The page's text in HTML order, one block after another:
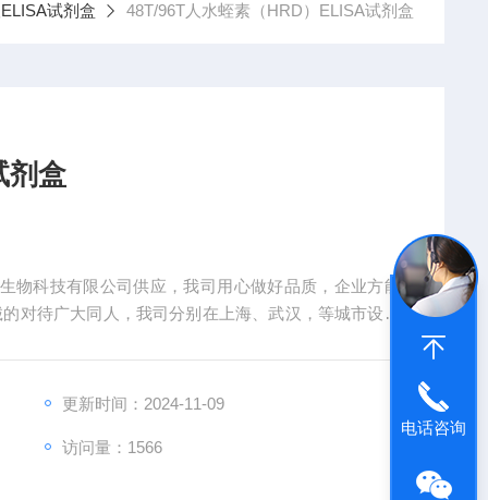
ELISA试剂盒 48T/96T人水蛭素（HRD）ELISA试剂盒
剂盒
物科技有限公司供应，我司用心做好品质，企业方能
对待广大同人，我司分别在上海、武汉，等城市设有
更新时间：2024-11-09
访问量：1566
电话咨询